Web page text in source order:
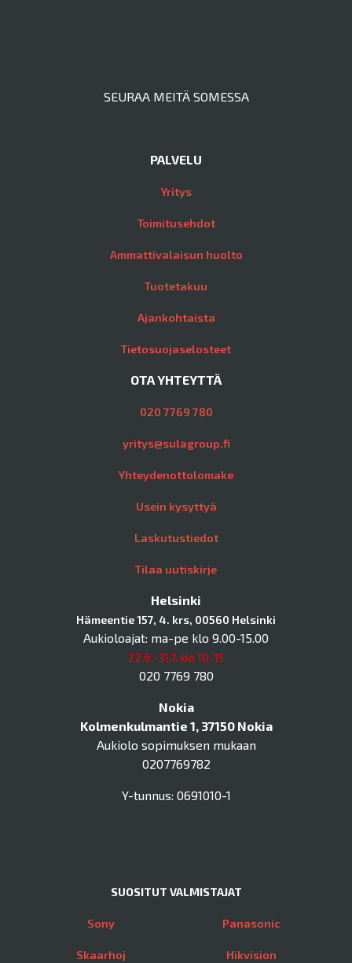
SEURAA MEITÄ SOMESSA
PALVELU
Yritys
Toimitusehdot
Ammattivalaisun huolto
Tuotetakuu
Ajankohtaista
Tietosuojaselosteet
OTA YHTEYTTÄ
020 7769 780
yritys@sulagroup.fi
Yhteydenottolomake
Usein kysyttyä
Laskutustiedot
Tilaa uutiskirje
Helsinki
Hämeentie 157, 4. krs, 00560 Helsinki
Aukioloajat: ma-pe klo 9.00-15.00
22.6.-31.7. klo 10-15
020 7769 780
Nokia
Kolmenkulmantie 1, 37150 Nokia
Aukiolo sopimuksen mukaan
0207769782
Y-tunnus: 0691010-1
SUOSITUT VALMISTAJAT
Sony
Skaarhoj
Panasonic
Hikvision